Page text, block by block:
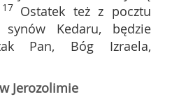
17 Ostatek też z pocztu
synów Kedaru, będzie
Pan, Bóg Izraela,
Jerozolimie